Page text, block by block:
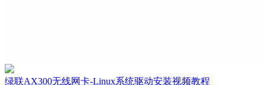
绿联AX300无线网卡-Linux系统驱动安装视频教程